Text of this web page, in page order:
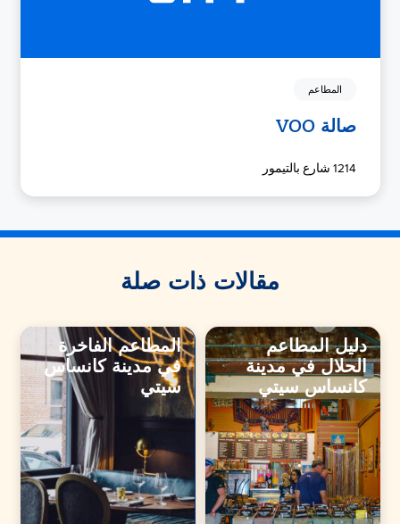
المطاعم
صالة VOO
1214 شارع بالتيمور
مقالات ذات صلة
دليل المطاعم
الحلال في مدينة
كانساس سيتي
المطاعم الفاخرة
في مدينة كانساس
سيتي